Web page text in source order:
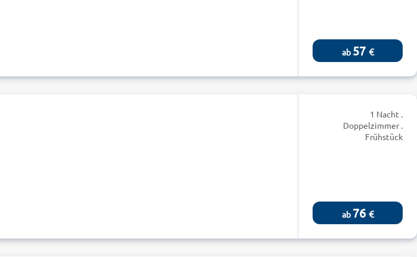
ab 57 €
1 Nacht .
Doppelzimmer .
Frühstück
ab 76 €